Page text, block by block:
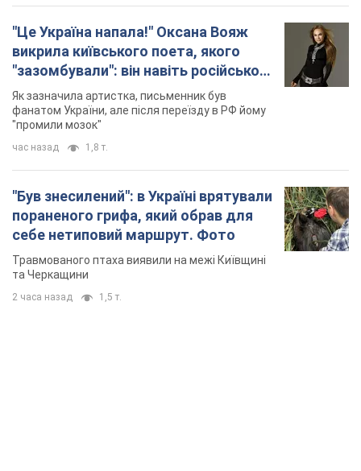
себе нетиповий маршрут. Фото
Травмованого птаха виявили на межі Київщині
та Черкащини
2 часа назад 1,5 т.